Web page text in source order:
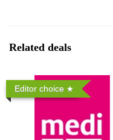
Related deals
Editor choice